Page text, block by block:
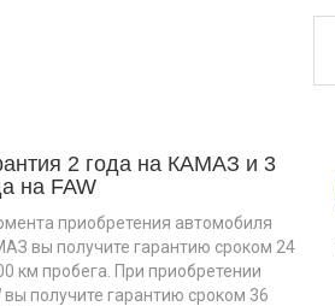
2 года на КАМАЗ и 3
на FAW
приобретения автомобиля
вы получите гарантию сроком 24
км пробега. При приобретении
вы получите гарантию сроком 36